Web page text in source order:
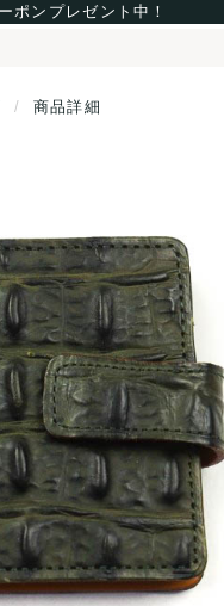
ポンプレゼント中！
商品詳細